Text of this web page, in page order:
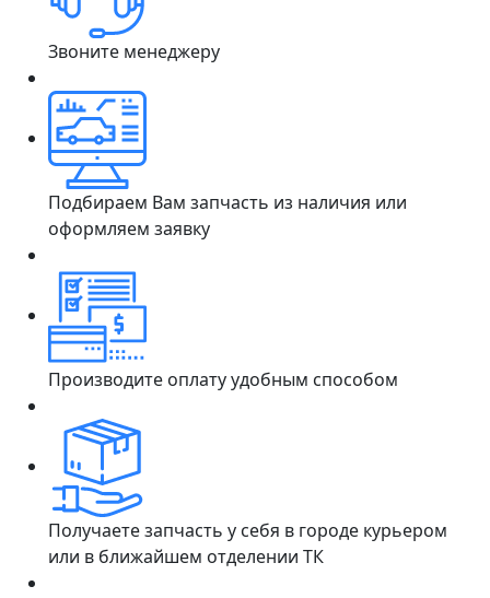
Звоните менеджеру
Подбираем Вам запчасть из наличия или
оформляем заявку
Производите оплату удобным способом
Получаете запчасть у себя в городе курьером
или в ближайшем отделении ТК